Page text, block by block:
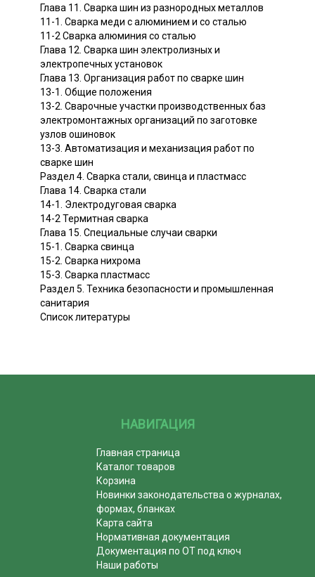
Глава 11. Сварка шин из разнородных металлов
11-1. Сварка меди с алюминием и со сталью
11-2 Сварка алюминия со сталью
Глава 12. Сварка шин электролизных и
электропечных установок
Глава 13. Организация работ по сварке шин
13-1. Общие положения
13-2. Сварочные участки производственных баз
электромонтажных организаций по заготовке
узлов ошиновок
13-3. Автоматизация и механизация работ по
сварке шин
Раздел 4. Сварка стали, свинца и пластмасс
Глава 14. Сварка стали
14-1. Электродуговая сварка
14-2 Термитная сварка
Глава 15. Специальные случаи сварки
15-1. Сварка свинца
15-2. Сварка нихрома
15-3. Сварка пластмасс
Раздел 5. Техника безопасности и промышленная
санитария
Список литературы
НАВИГАЦИЯ
Главная страница
Каталог товаров
Корзина
Новинки законодательства о журналах,
формах, бланках
Карта сайта
Нормативная документация
Документация по ОТ под ключ
Наши работы